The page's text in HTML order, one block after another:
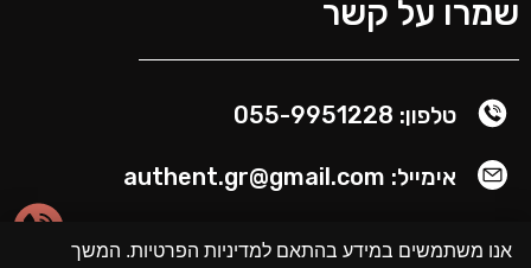
שמרו על קשר
טלפון: 055-9951228
אימייל: authent.gr@gmail.com
אנו משתמשים במידע בהתאם למדיניות הפרטיות. המשך